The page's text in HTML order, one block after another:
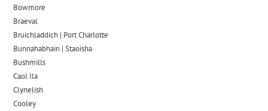
Bowmore
Braeval
Bruichladdich | Port Charlotte
Bunnahabhain | Staoisha
Bushmills
Caol Ila
Clynelish
Cooley